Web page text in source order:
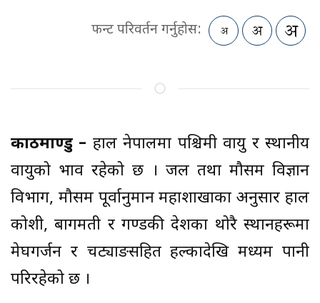
फन्ट परिवर्तन गर्नुहोस:
काठमाण्डु – हाल नेपालमा पश्चिमी वायु र स्थानीय
वायुको प्रभाव रहेको छ । जल तथा मौसम विज्ञान
विभाग, मौसम पूर्वानुमान महाशाखाका अनुसार हाल
कोशी, बागमती र गण्डकी प्रदेशका थोरै स्थानहरूमा
मेघगर्जन र चट्याङसहित हल्कादेखि मध्यम पानी
परिरहेको छ ।